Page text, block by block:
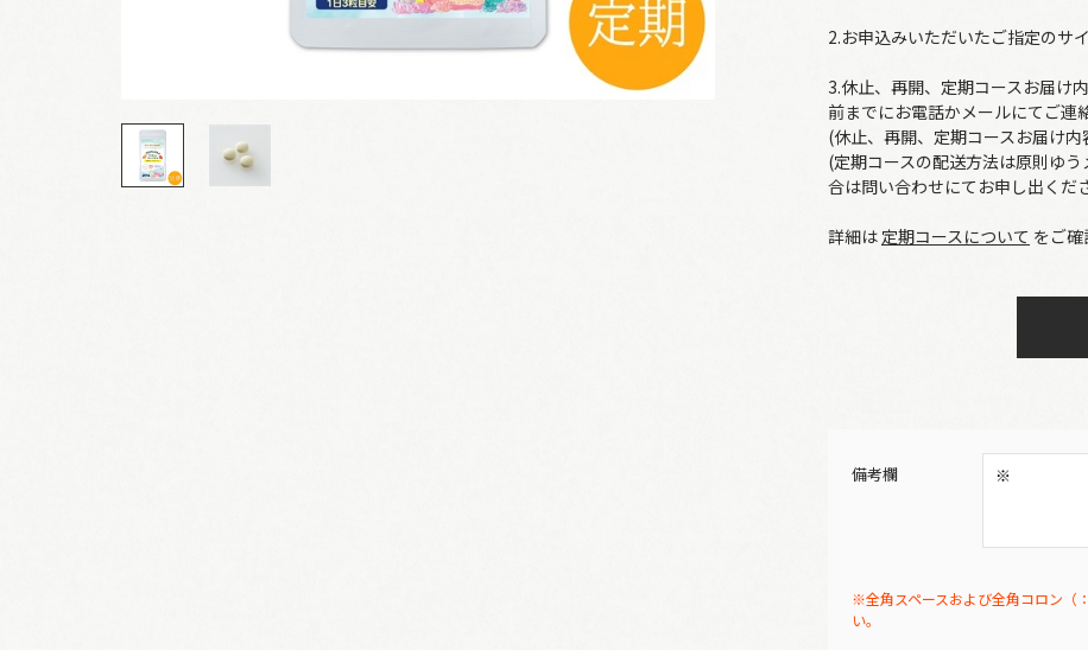
2.お申込みいただいたご指定のサ
3.休止、再開、定期コースお届け
前までにお電話かメールにてご連
(休止、再開、定期コースお届け
(定期コースの配送方法は原則ゆ
合は問い合わせにてお申し出くだ
詳細は 定期コースについて をご確
備考欄
※全角スペースおよび全角コロン（
い。